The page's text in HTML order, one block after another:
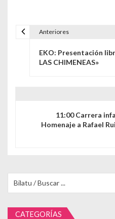
Anteriores
EKO: Presentación
LAS CHIMENEAS»
11:00 Carrera
Homenaje a Rafael
CATEGORÍAS